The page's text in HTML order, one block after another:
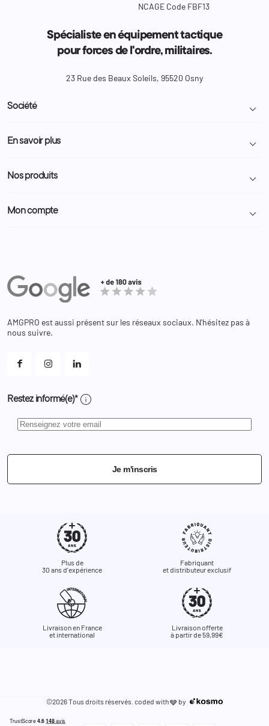
NCAGE Code FBF13
Spécialiste en équipement tactique
pour forces de l'ordre, militaires.
23 Rue des Beaux Soleils, 95520 Osny
Société 
Livraison et retour colis
Demande de devis
Nous contacter
En savoir plus 
Programme Fidélité
Administration
Nos produits 
Police Municipale | ASVP
Equipements
Bagagerie
Mon compte 
Adresses
Bons de réduction
Changer votre mot de passe ?
Et les cookies ?
AMGPRO est aussi présent sur les réseaux sociaux. N'hésitez pas à
nous suivre.
Restez informé(e)* info
Je m'inscris
Plus de
30 ans d'expérience
Fabriquant
et distributeur exclusif
Livraison en France
et international
Livraison offerte
à partir de 59,99€
©2026 Tous droits réservés. coded with🩶 by